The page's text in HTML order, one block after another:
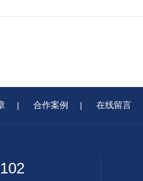
| 合作案例 | 在线留言